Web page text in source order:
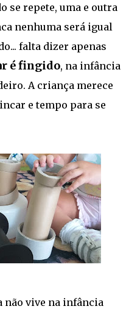
se repete, uma e outra
nenhuma será igual
falta dizer apenas
é fingido, na infância
A criança merece
e tempo para se
não vive na infância